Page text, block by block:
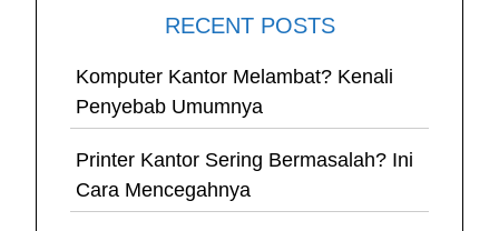
RECENT POSTS
Komputer Kantor Melambat? Kenali
Penyebab Umumnya
Printer Kantor Sering Bermasalah? Ini
Cara Mencegahnya